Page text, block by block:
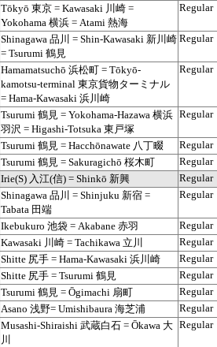
Tōkyō 東京 = Kawasaki 川崎 =
Yokohama 横浜 = Atami 熱海
Regular
Shinagawa 品川 = Shin-Kawasaki 新川崎
= Tsurumi 鶴見
Regular
Hamamatsuchō 浜松町 = Tōkyō-
kamotsu-terminal 東京貨物ターミナル
= Hama-Kawasaki 浜川崎
Regular
Tsurumi 鶴見 = Yokohama-Hazawa 横浜
羽沢 = Higashi-Totsuka 東戸塚
Regular
Tsurumi 鶴見 = Hacchōnawate 八丁畷 Regular
Tsurumi 鶴見 = Sakuragichō 桜木町 Regular
Irie(S) 入江(信) = Shinkō 新興 Regular
Shinagawa 品川 = Shinjuku 新宿 =
Tabata 田端
Regular
Ikebukuro 池袋 = Akabane 赤羽 Regular
Kawasaki 川崎 = Tachikawa 立川 Regular
Shitte 尻手 = Hama-Kawasaki 浜川崎 Regular
Shitte 尻手 = Tsurumi 鶴見 Regular
Tsurumi 鶴見 = Ōgimachi 扇町 Regular
Asano 浅野= Umishibaura 海芝浦 Regular
Musashi-Shiraishi 武蔵白石 = Ōkawa 大
川
Regular